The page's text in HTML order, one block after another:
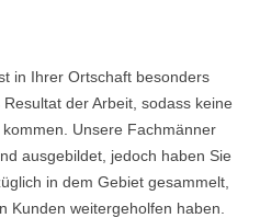
in Ihrer Ortschaft besonders
der Arbeit, sodass keine
Unsere Fachmänner
ausgebildet, jedoch haben Sie
in dem Gebiet gesammelt,
Kunden weitergeholfen haben.